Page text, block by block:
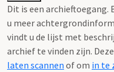
Dit is een archieftoegang.
u meer
vindt u de lijst met
archief te vinden zijn.
laten scannen of om in te